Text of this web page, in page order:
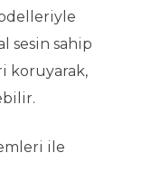
sesin sahip
koruyarak,
ile